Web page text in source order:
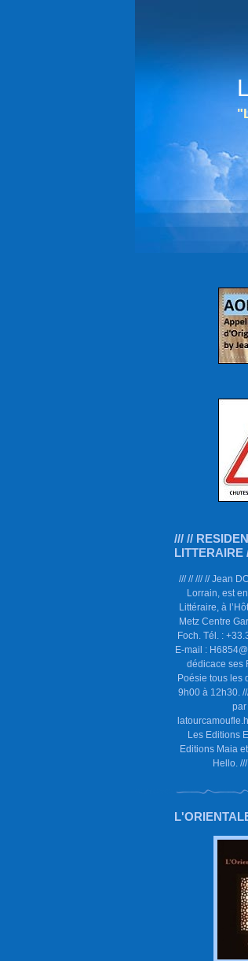
/// //
LITTERAIRE
/// // /// // Jean
Lorrain, est
Littéraire, à
Metz Centre
Foch. Tél. :
E-mail :
dédicace ses
Poésie tous les
9h00 à 12h30.
par
Les Editions
Editions Maia
Hello. ///